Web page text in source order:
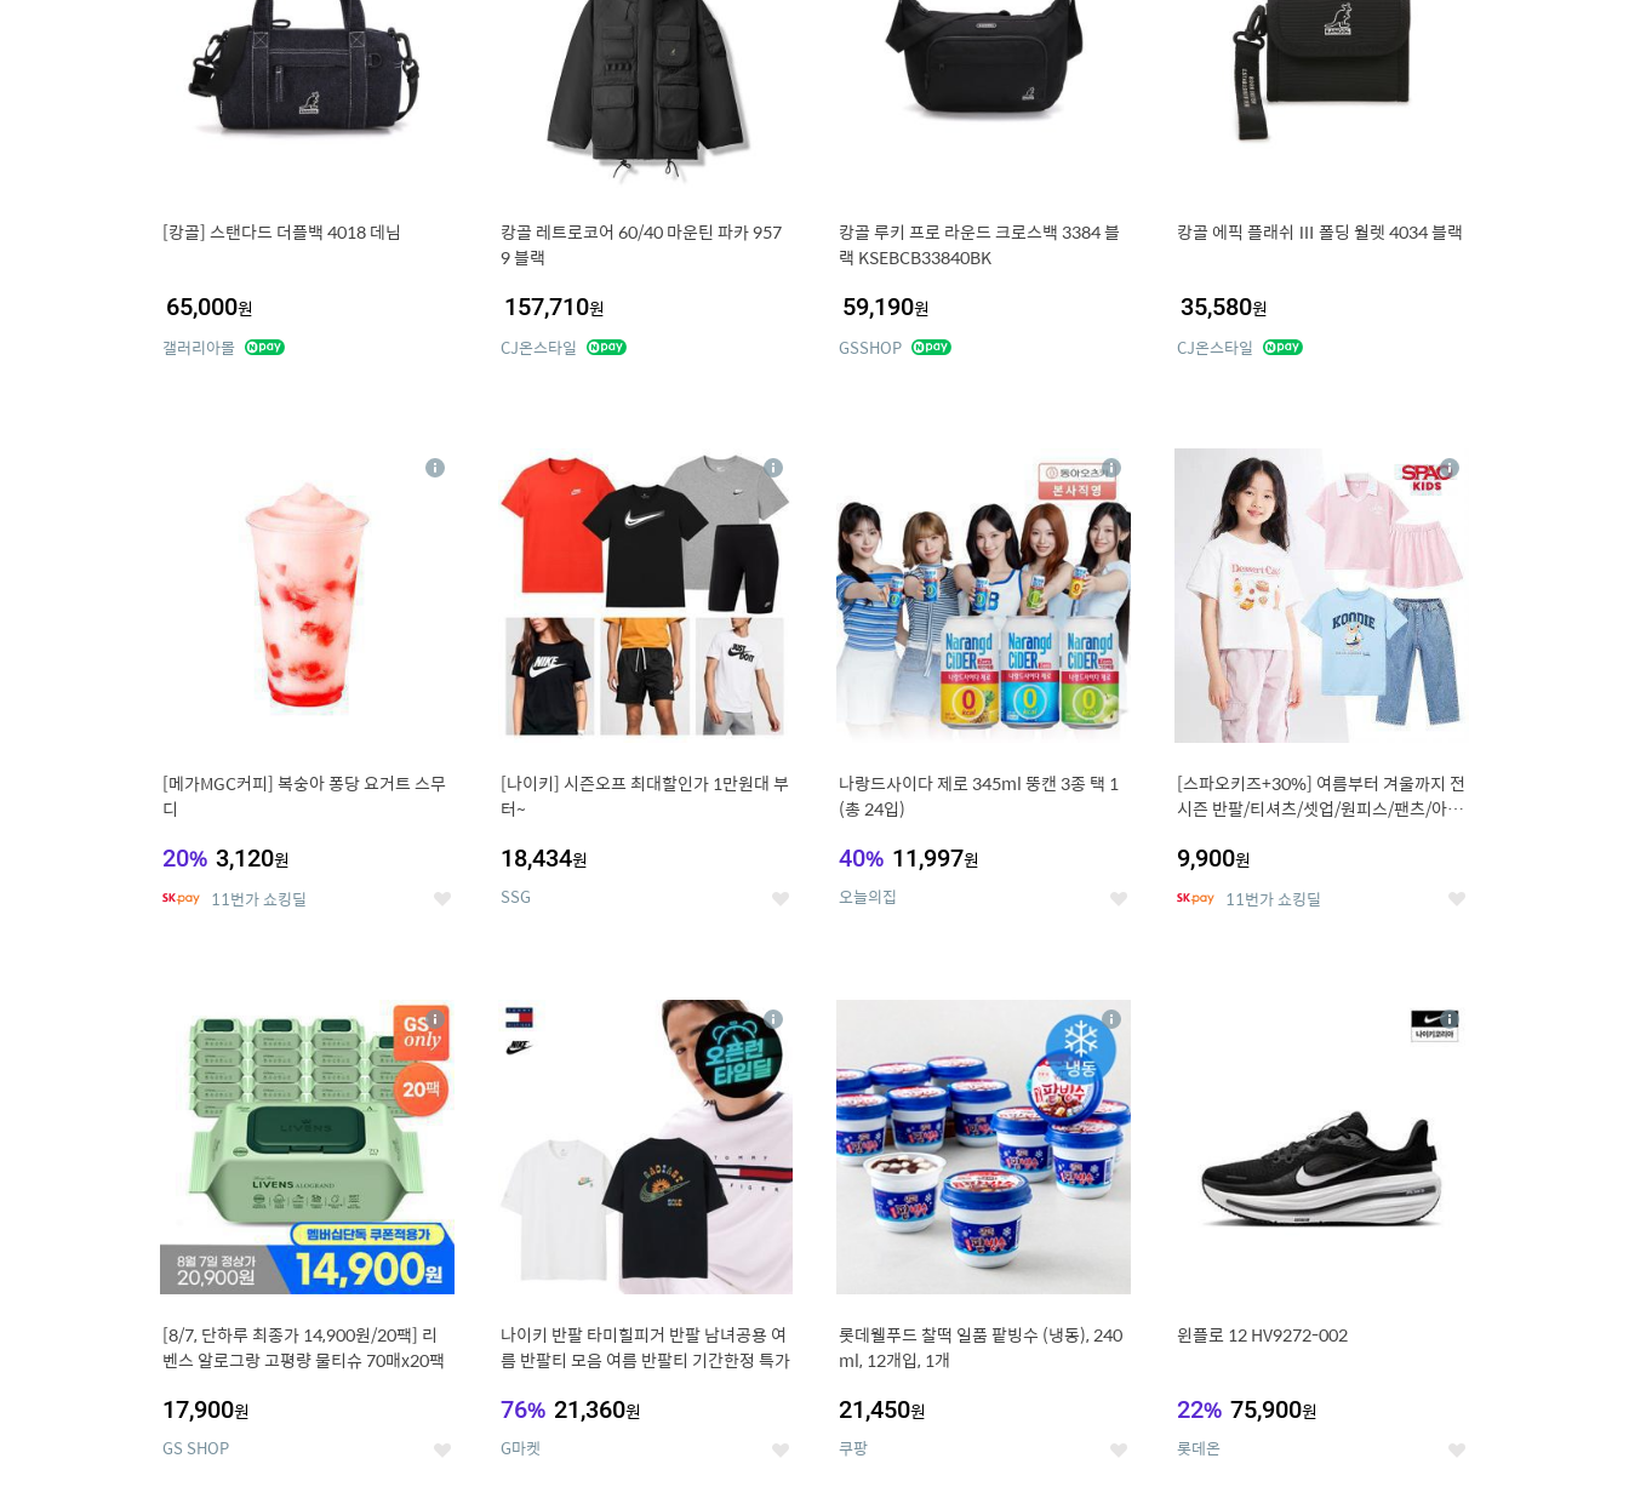
[캉골] 스탠다드 더플백 4018 데님
65,000원
갤러리아몰
캉골 레트로코어 60/40 마운틴 파카 957
9 블랙
157,710원
CJ온스타일
캉골 루키 프로 라운드 크로스백 3384 블
랙 KSEBCB33840BK
59,190원
GSSHOP
캉골 에픽 플래쉬 Ⅲ 폴딩 월렛 4034 블랙
35,580원
CJ온스타일
[메가MGC커피] 복숭아 퐁당 요거트 스무
디
20% 3,120원
11번가 쇼킹딜 좋
상
10
[나이키] 시즌오프 최대할인가 1만원대 부
터~
18,434원
SSG 좋
상
세
나랑드사이다 제로 345ml 뚱캔 3종 택 1
(총 24입)
40% 11,997원
오늘의집 좋
상
세
12
[스파오키즈+30%] 여름부터 겨울까지 전
시즌 반팔/티셔츠/셋업/원피스/팬츠/아우
9,900원
11번가 쇼킹딜 좋
상
[8/7, 단하루 최종가 14,900원/20팩] 리
벤스 알로그랑 고평량 물티슈 70매x20팩
17,900원
GS SHOP 좋
상
세
14
나이키 반팔 타미힐피거 반팔 남녀공용 여
름 반팔티 모음 여름 반팔티 기간한정 특가
76% 21,360원
G마켓 좋
상
세
롯데웰푸드 찰떡 일품 팥빙수 (냉동), 240
ml, 12개입, 1개
21,450원
쿠팡 좋
상
세
윈플로 12 HV9272-002
22% 75,900원
롯데온 좋
상
세